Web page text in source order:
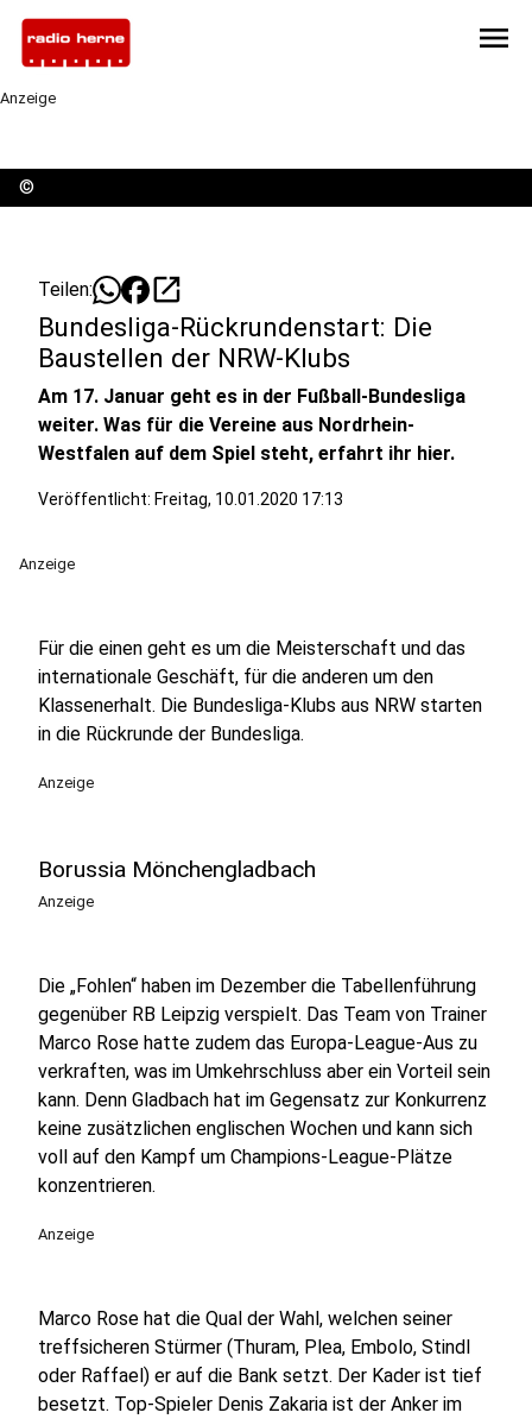
menu
Anzeige
©
Teilen: open_in_new
Bundesliga-Rückrundenstart: Die
Baustellen der NRW-Klubs
Am 17. Januar geht es in der Fußball-Bundesliga
weiter. Was für die Vereine aus Nordrhein-
Westfalen auf dem Spiel steht, erfahrt ihr hier.
Veröffentlicht: Freitag, 10.01.2020 17:13
Anzeige
Für die einen geht es um die Meisterschaft und das
internationale Geschäft, für die anderen um den
Klassenerhalt. Die Bundesliga-Klubs aus NRW starten
in die Rückrunde der Bundesliga.
Anzeige
Borussia Mönchengladbach
Anzeige
Die „Fohlen“ haben im Dezember die Tabellenführung
gegenüber RB Leipzig verspielt. Das Team von Trainer
Marco Rose hatte zudem das Europa-League-Aus zu
verkraften, was im Umkehrschluss aber ein Vorteil sein
kann. Denn Gladbach hat im Gegensatz zur Konkurrenz
keine zusätzlichen englischen Wochen und kann sich
voll auf den Kampf um Champions-League-Plätze
konzentrieren.
Anzeige
Marco Rose hat die Qual der Wahl, welchen seiner
treffsicheren Stürmer (Thuram, Plea, Embolo, Stindl
oder Raffael) er auf die Bank setzt. Der Kader ist tief
besetzt. Top-Spieler Denis Zakaria ist der Anker im